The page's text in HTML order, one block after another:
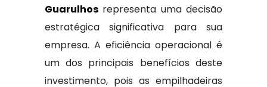
Guarulhosrepresenta uma decisão
estratégica significativa para sua
empresa. A eficiência operacional é
um dos principais benefícios deste
investimento, pois as empilhadeiras